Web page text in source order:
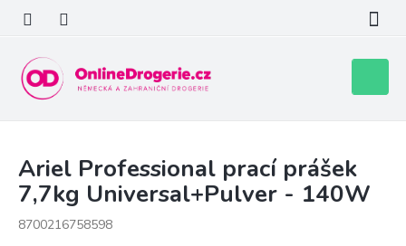
obsah
košík
Ariel Professional prací prášek
7,7kg Universal+Pulver - 140W
8700216758598